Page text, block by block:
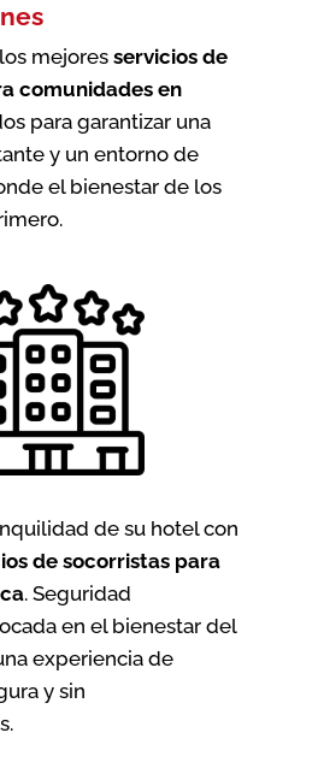
mejores servicios de
comunidades en
para garantizar una
y un entorno de
el bienestar de los
de su hotel con
de socorristas para
. Seguridad
en el bienestar del
experiencia de
y sin